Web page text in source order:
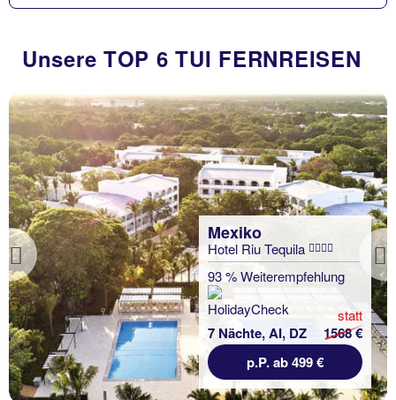
Unsere TOP 6 TUI FERNREISEN
Previous
Mexiko
Hotel Riu Tequila
93 % Weiterempfehlung
7 Nächte, AI, DZ
statt
1568 €
p.P. ab 499 €